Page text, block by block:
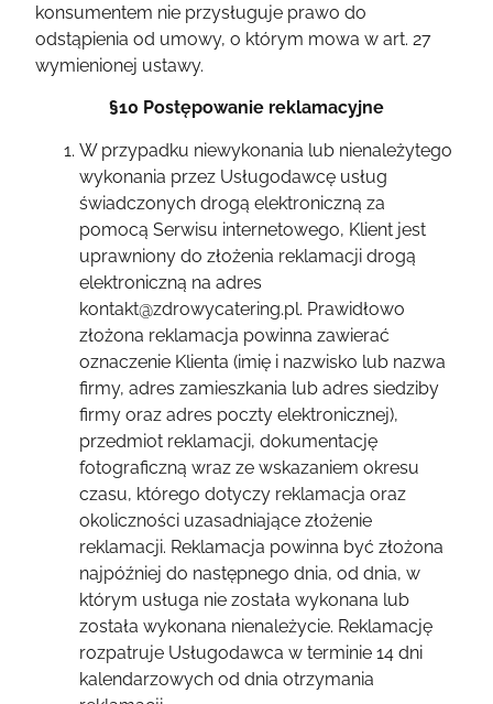
konsumentem nie przysługuje prawo do
odstąpienia od umowy, o którym mowa w art. 27
wymienionej ustawy.
§10 Postępowanie reklamacyjne
W przypadku niewykonania lub nienależytego
wykonania przez Usługodawcę usług
świadczonych drogą elektroniczną za
pomocą Serwisu internetowego, Klient jest
uprawniony do złożenia reklamacji drogą
elektroniczną na adres
kontakt@zdrowycatering.pl. Prawidłowo
złożona reklamacja powinna zawierać
oznaczenie Klienta (imię i nazwisko lub nazwa
firmy, adres zamieszkania lub adres siedziby
firmy oraz adres poczty elektronicznej),
przedmiot reklamacji, dokumentację
fotograficzną wraz ze wskazaniem okresu
czasu, którego dotyczy reklamacja oraz
okoliczności uzasadniające złożenie
reklamacji. Reklamacja powinna być złożona
najpóźniej do następnego dnia, od dnia, w
którym usługa nie została wykonana lub
została wykonana nienależycie. Reklamację
rozpatruje Usługodawca w terminie 14 dni
kalendarzowych od dnia otrzymania